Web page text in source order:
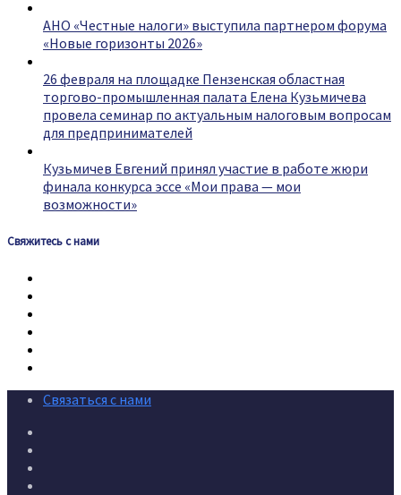
АНО «Честные налоги» выступила партнером форума
«Новые горизонты 2026»
26 февраля на площадке Пензенская областная
торгово-промышленная палата Елена Кузьмичева
провела семинар по актуальным налоговым вопросам
для предпринимателей
Кузьмичев Евгений принял участие в работе жюри
финала конкурса эссе «Мои права — мои
возможности»
Свяжитесь с нами
Связаться с нами